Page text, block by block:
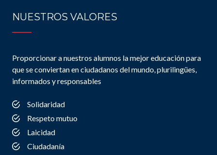
NUESTROS VALORES
Proporcionar a nuestros alumnos la mejor educación para
que se conviertan en ciudadanos del mundo, plurilingües,
informados y responsables
Solidaridad
Respeto mutuo
Laicidad
Ciudadanía